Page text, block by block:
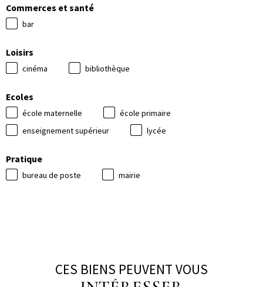
Commerces et santé
bar
Loisirs
cinéma bibliothèque
Ecoles
école maternelle
école primaire
enseignement supérieur
lycée
Pratique
bureau de poste mairie
CES BIENS PEUVENT VOUS